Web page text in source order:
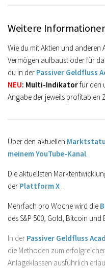
Weitere
Wie du mit Aktien und
Vermögen aufbaust oder für
du in der Passiver Geldfluss
NEU: Multi-Indikatorfür den
Angabe der jeweils profitablen
Über den aktuellen
meinem YouTube-Kanal.
Die aktuellsten
der Plattform X .
Mehrfach pro Woche wird die
des S&P 500, Gold, Bitcoin
In der Passiver Geldfluss
die Methoden zum
Anlageklassen ausführlich